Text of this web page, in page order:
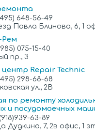
заявления
в духе:
диагностики.
в том, что
раз превышает
ремонта
успешной работы
сделать простой и
648-56-49
Павла Блинова, 6, 1
075-15-40
пр., 3
Repair Technic
298-68-68
ул., 2В
по ремонту
и посудомоечных
63-89
Дудкина, 7, 2в офис, 1